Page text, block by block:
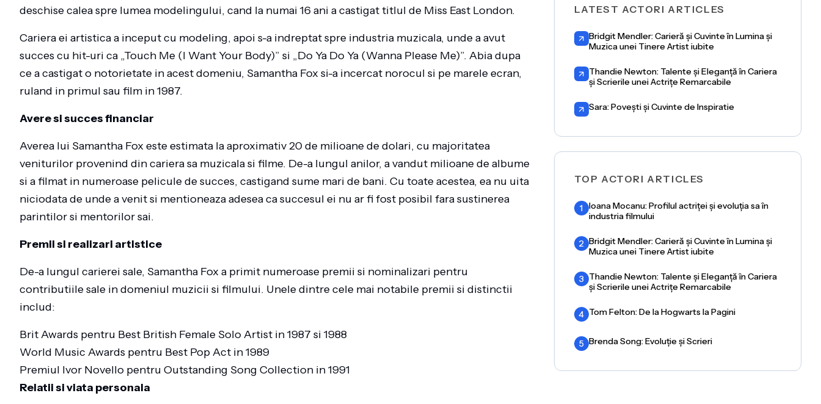
deschise calea spre lumea modelingului, cand la numai 16 ani a castigat titlul de Miss East London.
Cariera ei artistica a inceput cu modeling, apoi s-a indreptat spre industria muzicala, unde a avut
succes cu hit-uri ca „Touch Me (I Want Your Body)” si „Do Ya Do Ya (Wanna Please Me)”. Abia dupa
ce a castigat o notorietate in acest domeniu, Samantha Fox si-a incercat norocul si pe marele ecran,
ruland in primul sau film in 1987.
Avere si succes financiar
Averea lui Samantha Fox este estimata la aproximativ 20 de milioane de dolari, cu majoritatea
veniturilor provenind din cariera sa muzicala si filme. De-a lungul anilor, a vandut milioane de albume
si a filmat in numeroase pelicule de succes, castigand sume mari de bani. Cu toate acestea, ea nu uita
niciodata de unde a venit si mentioneaza adesea ca succesul ei nu ar fi fost posibil fara sustinerea
parintilor si mentorilor sai.
Premii si realizari artistice
De-a lungul carierei sale, Samantha Fox a primit numeroase premii si nominalizari pentru
contributiile sale in domeniul muzicii si filmului. Unele dintre cele mai notabile premii si distinctii
includ:
Brit Awards pentru Best British Female Solo Artist in 1987 si 1988
World Music Awards pentru Best Pop Act in 1989
Premiul Ivor Novello pentru Outstanding Song Collection in 1991
Relatii si viata personala
LATEST ACTORI ARTICLES
Bridgit Mendler: Carieră și Cuvinte în Lumina și
Muzica unei Tinere Artist iubite
Thandie Newton: Talente și Eleganță în Cariera
și Scrierile unei Actrițe Remarcabile
Sara: Povești și Cuvinte de Inspiratie
TOP ACTORI ARTICLES
1 Ioana Mocanu: Profilul actriței și evoluția sa în
industria filmului
2 Bridgit Mendler: Carieră și Cuvinte în Lumina și
Muzica unei Tinere Artist iubite
3 Thandie Newton: Talente și Eleganță în Cariera
și Scrierile unei Actrițe Remarcabile
4 Tom Felton: De la Hogwarts la Pagini
5 Brenda Song: Evoluție și Scrieri